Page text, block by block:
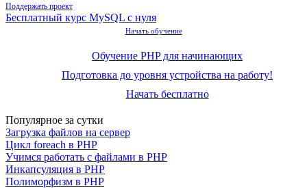
Поддержать проект
Бесплатный курс MySQL с нуля
Начать обучение
Обучение PHP для начинающих
Подготовка до уровня устройства на работу!
Начать бесплатно
Популярное за сутки
Загрузка файлов на сервер
Цикл foreach в PHP
Учимся работать с файлами в PHP
Инкапсуляция в PHP
Полиморфизм в PHP